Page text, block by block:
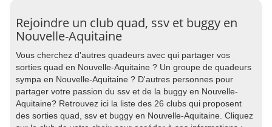
Rejoindre un club quad, ssv et buggy en
Nouvelle-Aquitaine
Vous cherchez d'autres quadeurs avec qui partager vos
sorties quad en Nouvelle-Aquitaine ? Un groupe de quadeurs
sympa en Nouvelle-Aquitaine ? D'autres personnes pour
partager votre passion du ssv et de la buggy en Nouvelle-
Aquitaine? Retrouvez ici la liste des 26 clubs qui proposent
des sorties quad, ssv et buggy en Nouvelle-Aquitaine. Cliquez